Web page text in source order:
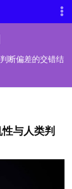
断偏差的交错结
与人类判